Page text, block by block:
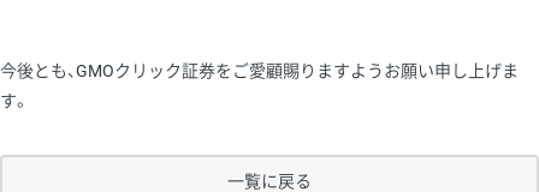
今後とも、GMOクリック証券をご愛顧賜りますようお願い申し上げま
す。
一覧に戻る